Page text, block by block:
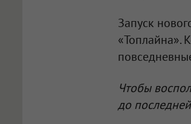
Запуск
«Топлайна».
Чтобы
до